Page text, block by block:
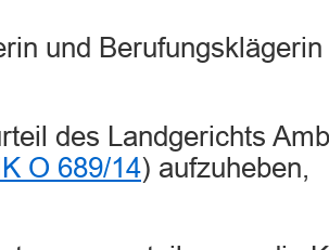
und
des Landgerichts
O 689/14) aufzuheben,